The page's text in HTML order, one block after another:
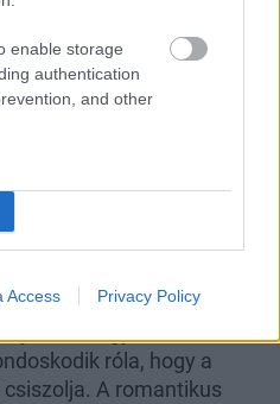
enable storage
authentication
and other
Access Privacy Policy
Lagerfeld felbukkanása a
róla, hogy a
A romantikus